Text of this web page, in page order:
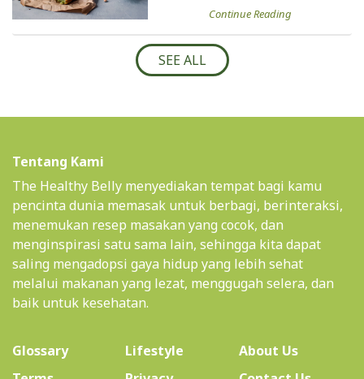
Continue Reading
SEE ALL
Tentang Kami
The Healthy Belly menyediakan tempat bagi kamu
pencinta dunia memasak untuk berbagi, berinteraksi,
menemukan resep masakan yang cocok, dan
menginspirasi satu sama lain, sehingga kita dapat
saling mengadopsi gaya hidup yang lebih sehat
melalui makanan yang lezat, menggugah selera, dan
baik untuk kesehatan.
Glossary Lifestyle About Us(current)